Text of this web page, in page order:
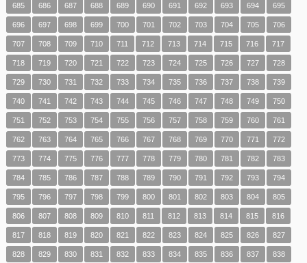
685 686 687 688 689 690 691 692 693 694 695
696 697 698 699 700 701 702 703 704 705 706
707 708 709 710 711 712 713 714 715 716 717
718 719 720 721 722 723 724 725 726 727 728
729 730 731 732 733 734 735 736 737 738 739
740 741 742 743 744 745 746 747 748 749 750
751 752 753 754 755 756 757 758 759 760 761
762 763 764 765 766 767 768 769 770 771 772
773 774 775 776 777 778 779 780 781 782 783
784 785 786 787 788 789 790 791 792 793 794
795 796 797 798 799 800 801 802 803 804 805
806 807 808 809 810 811 812 813 814 815 816
817 818 819 820 821 822 823 824 825 826 827
828 829 830 831 832 833 834 835 836 837 838